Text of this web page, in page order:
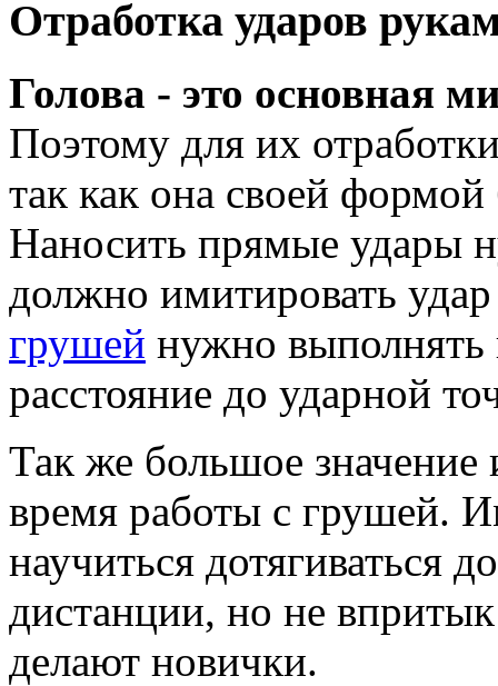
Отработка ударов
Голова - это основная
Поэтому для их
так как она своей
Наносить прямые удары
должно имитировать
грушей нужно выполнять
расстояние до ударной
Так же большое значение
время работы с грушей.
научиться дотягиваться
дистанции, но не
делают новички.